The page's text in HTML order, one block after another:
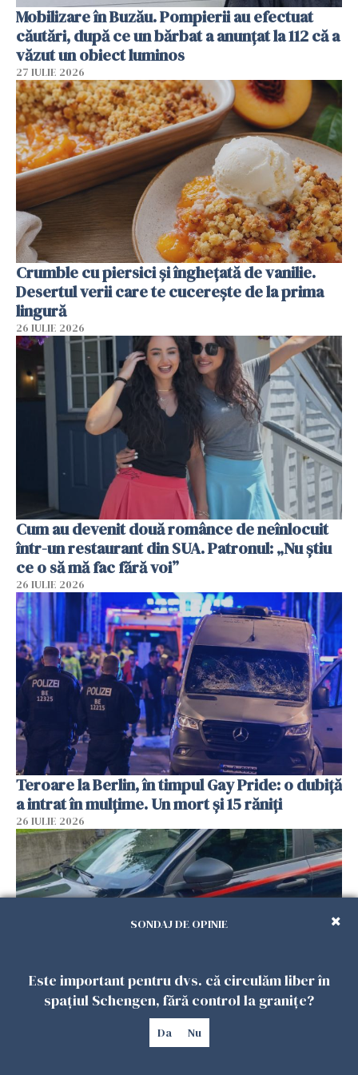
Mobilizare în Buzău. Pompierii au efectuat
căutări, după ce un bărbat a anunțat la 112 că a
văzut un obiect luminos
27 IULIE 2026
Crumble cu piersici și înghețată de vanilie.
Desertul verii care te cucerește de la prima
lingură
26 IULIE 2026
Cum au devenit două românce de neînlocuit
într-un restaurant din SUA. Patronul: „Nu știu
ce o să mă fac fără voi”
26 IULIE 2026
Teroare la Berlin, în timpul Gay Pride: o dubiță
a intrat în mulțime. Un mort și 15 răniți
26 IULIE 2026
Român, în stare critică după ce a intrat într-o
casă din Italia. Proprietarul spune că s-a
SONDAJ DE OPINIE
Este important pentru dvs. că circulăm liber în
spațiul Schengen, fără control la granițe?
Da Nu